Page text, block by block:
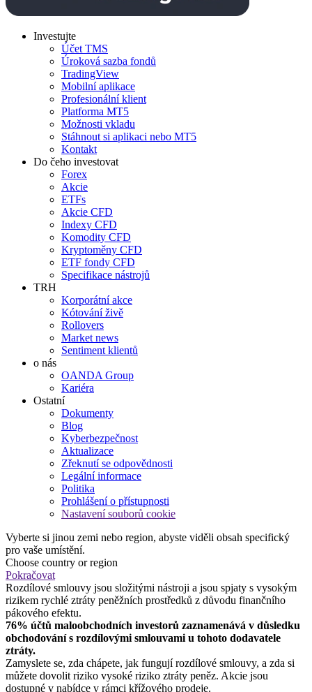
Investujte
Účet TMS
Úroková sazba fondů
TradingView
Mobilní aplikace
Profesionální klient
Platforma MT5
Možnosti vkladu
Stáhnout si aplikaci nebo MT5
Kontakt
Do čeho investovat
Forex
Akcie
ETFs
Akcie CFD
Indexy CFD
Komodity CFD
Kryptoměny CFD
ETF fondy CFD
Specifikace nástrojů
TRH
Korporátní akce
Kótování živě
Rollovers
Market news
Sentiment klientů
o nás
OANDA Group
Kariéra
Ostatní
Dokumenty
Blog
Kyberbezpečnost
Aktualizace
Zřeknutí se odpovědnosti
Legální informace
Politika
Prohlášení o přístupnosti
Nastavení souborů cookie
Vyberte si jinou zemi nebo region, abyste viděli obsah specifický
pro vaše umístění.
Choose country or region
Pokračovat
Rozdílové smlouvy jsou složitými nástroji a jsou spjaty s vysokým
rizikem rychlé ztráty peněžních prostředků z důvodu finančního
pákového efektu.
76% účtů maloobchodních investorů zaznamenává v důsledku
obchodování s rozdílovými smlouvami u tohoto dodavatele
ztráty.
Zamyslete se, zda chápete, jak fungují rozdílové smlouvy, a zda si
můžete dovolit riziko vysoké riziko ztráty peněz. Akcie jsou
dostupné v nabídce v rámci křížového prodeje.